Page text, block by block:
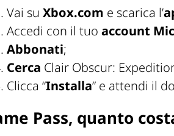
Vai su Xbox.com e scarica l’
Accedi con il tuo account
Abbonati;
Cerca Clair Obscur:
Clicca “Installa” e attendi il
Pass, quanto